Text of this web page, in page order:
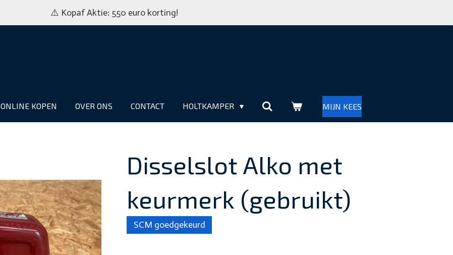
⚠️ Kopaf Aktie: 550 euro korting!
ONLINE KOPEN OVER ONS CONTACT HOLTKAMPER MIJN KEES
Disselslot Alko met
keurmerk (gebruikt)
SCM goedgekeurd